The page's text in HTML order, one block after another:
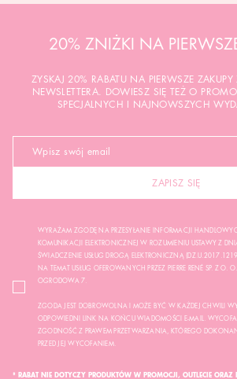
20% ZNIŻKI NA
ZYSKAJ 20% RABATU NA PIERWSZE
NEWSLETTERA. DOWIESZ SIĘ TEŻ O
SPECJALNYCH I NAJNOWSZYCH
ZAPISZ SIĘ
WYRAŻAM ZGODĘ NA PRZESYŁANIE INFORMACJI
KOMUNIKACJI ELEKTRONICZNEJ W ROZUMIENIU USTAWY Z
ŚWIADCZENIE USŁUG DROGĄ ELEKTRONICZNĄ (DZ.U.2017.1219
NA TEMAT USŁUG OFEROWANYCH PRZEZ PIERRE RENÉ SP. Z O.
OGRODOWA 7.
ZGODA JEST DOBROWOLNA I MOŻE BYĆ W KAŻDEJ CHWILI
ODPOWIEDNI LINK NA KOŃCU WIADOMOŚCI E-MAIL.
ZGODNOŚĆ Z PRAWEM PRZETWARZANIA, KTÓREGO
PRZED JEJ WYCOFANIEM.
* RABAT NIE DOTYCZY PRODUKTÓW W PROMOCJI, OUTLECIE ORAZ